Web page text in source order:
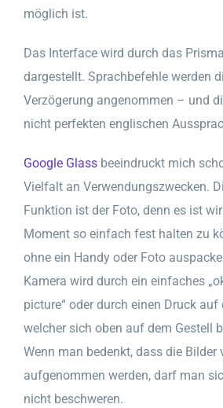
möglich ist.
Das Interface wird durch das
dargestellt. Sprachbefehle werden
Verzögerung angenommen – und
nicht perfekten englischen
Google Glass beeindruckt mich
Vielfalt an Verwendungszwecken.
Funktion ist der Foto, denn es ist
Moment so einfach fest halten zu
ohne ein Handy oder Foto
Kamera wird durch ein einfaches
picture“ oder durch einen Druck
welcher sich oben auf dem Gestell
Wenn man bedenkt, dass die Bilder
aufgenommen werden, darf man
nicht beschweren.